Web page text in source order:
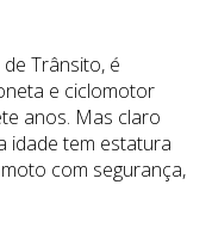
Trânsito, é
e ciclomotor
anos. Mas claro
idade tem estatura
com segurança,